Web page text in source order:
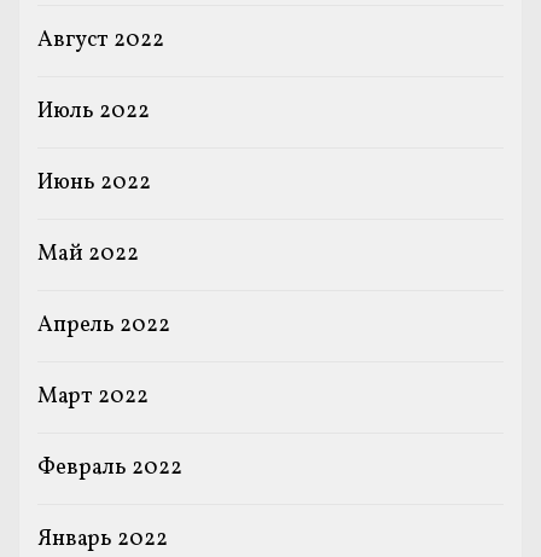
Август 2022
Июль 2022
Июнь 2022
Май 2022
Апрель 2022
Март 2022
Февраль 2022
Январь 2022